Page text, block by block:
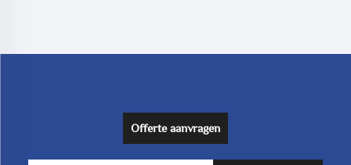
Offerte aanvragen